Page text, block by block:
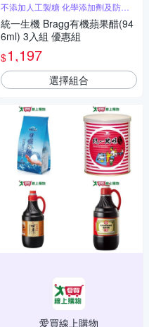
不添加人工製糖 化學添加劑及防腐
劑
統一生機 Bragg有機蘋果醋(94
6ml) 3入組 優惠組
$1,197
選擇組合
愛買線上購物